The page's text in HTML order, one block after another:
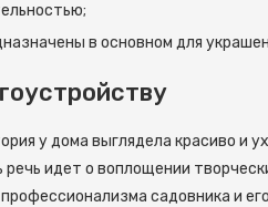
в основном для
у дома выглядела красиво и
идет о воплощении
садовника и